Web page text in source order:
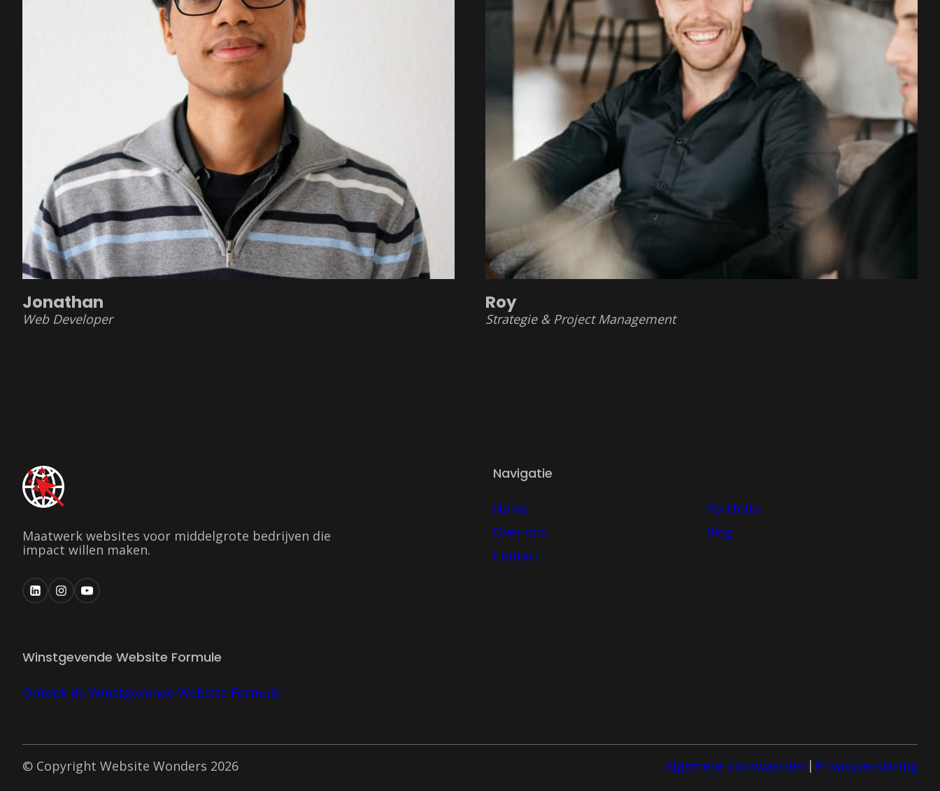
Jonathan
Web Developer
Roy
Strategie & Project Management
Maatwerk websites voor middelgrote bedrijven die
impact willen maken.
Navigatie
Home
Portfolio
Over ons
Blog
Contact
Winstgevende Website Formule
Ontdek de Winstgevende Website Formule
© Copyright Website Wonders 2026 Algemene voorwaarden Privacyverklaring